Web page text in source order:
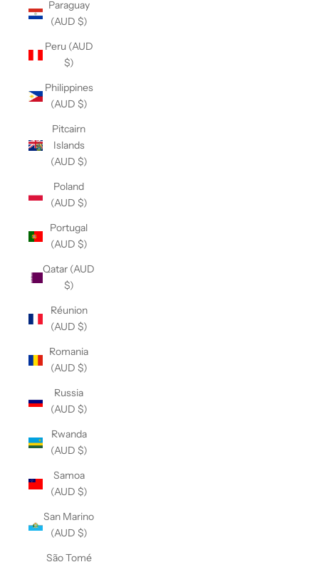
Paraguay
(AUD $)
Peru (AUD
$)
Philippines
(AUD $)
Pitcairn
Islands
(AUD $)
Poland
(AUD $)
Portugal
(AUD $)
Qatar (AUD
$)
Réunion
(AUD $)
Romania
(AUD $)
Russia
(AUD $)
Rwanda
(AUD $)
Samoa
(AUD $)
San Marino
(AUD $)
São Tomé